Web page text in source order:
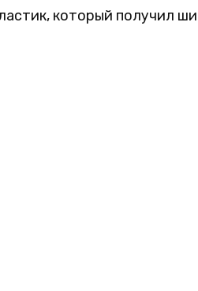
который получил